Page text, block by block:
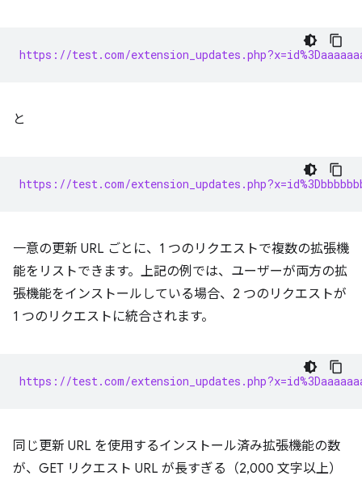
https://test.com/
と
https://test.com/
一意の更新 URL ごとに、1 つのリクエストで複数の拡張機
能をリストできます。上記の例では、ユーザーが両方の拡
張機能をインストールしている場合、2 つのリクエストが
1 つのリクエストに統合されます。
https://test.com/
同じ更新 URL を使用するインストール済み拡張機能の数
が、GET リクエスト URL が長すぎる（2,000 文字以上）